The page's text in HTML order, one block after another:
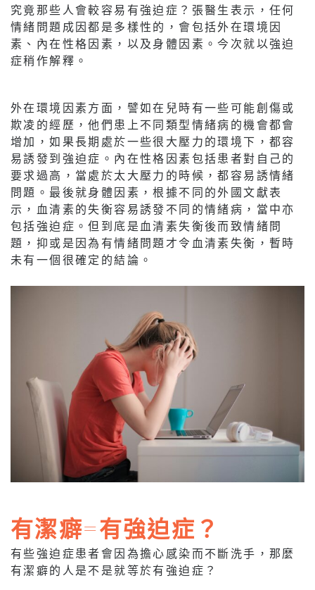
究竟那些人會較容易有強迫症？張醫生表示，任何
情緒問題成因都是多樣性的，會包括外在環境因
素、內在性格因素，以及身體因素。今次就以強迫
症稍作解釋。
外在環境因素方面，譬如在兒時有一些可能創傷或
欺凌的經歷，他們患上不同類型情緒病的機會都會
增加，如果長期處於一些很大壓力的環境下，都容
易誘發到強迫症。內在性格因素包括患者對自己的
要求過高，當處於太大壓力的時候，都容易誘情緒
問題。最後就身體因素，根據不同的外國文獻表
示，血清素的失衡容易誘發不同的情緒病，當中亦
包括強迫症。但到底是血清素失衡後而致情緒問
題，抑或是因為有情緒問題才令血清素失衡，暫時
未有一個很確定的結論。
有潔癖=有強迫症？
有些強迫症患者會因為擔心感染而不斷洗手，那麼
有潔癖的人是不是就等於有強迫症？